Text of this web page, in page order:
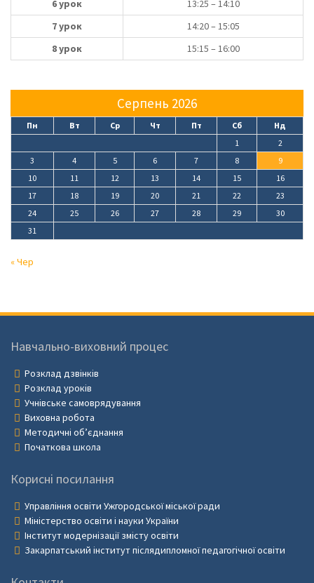
6 урок
13:25 – 14:10
7 урок
14:20 – 15:05
8 урок
15:15 – 16:00
Серпень 2026
Пн Вт Ср Чт Пт Сб
Нд
1
2
3
4 5 6 7 8
9
10
11 12 13 14 15
16
17
18 19 20 21 22
23
24
25 26 27 28 29
30
31
« Чер
Навчально-виховний процес
Розклад дзвінків
Розклад уроків
Учнівське самоврядування
Виховна робота
Методичні об’єднання
Початкова школа
Корисні посилання
Управління освіти Ужгородської міської ради
Міністерство освіти і науки України
Інститут модернізації змісту освіти
Закарпатський інститут післядипломної педагогічної освіти